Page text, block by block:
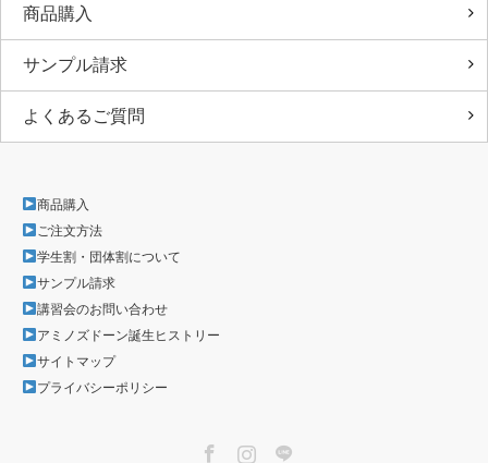
商品購入
サンプル請求
よくあるご質問
商品購入
ご注文方法
学生割・団体割について
サンプル請求
講習会のお問い合わせ
アミノズドーン誕生ヒストリー
サイトマップ
プライバシーポリシー